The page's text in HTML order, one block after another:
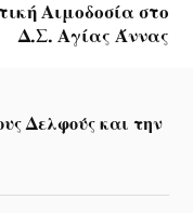
Αιμοδοσία στο
Δ.Σ. Αγίας Άννας
Δελφούς και την